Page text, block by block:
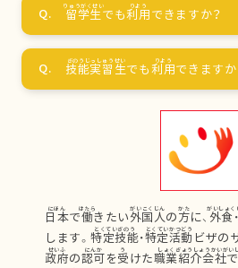
留学生でも利用 できますか？
技能実習生でも利用できますか
日本で働きたい外国人の方に、 外食
します。特定技能・特定活動 ビザの
政府の認可を受けた職業紹介会社で